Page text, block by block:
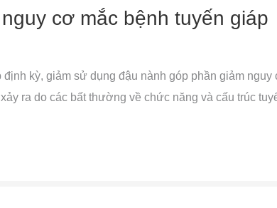
cơ mắc bệnh tuyến giáp
định kỳ, giảm sử dụng đậu nành góp phần giảm nguy
ra do các bất thường về chức năng và cấu trúc